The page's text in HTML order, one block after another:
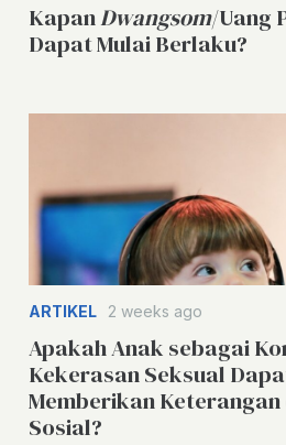
KapanDwangsom/Uang
Dapat Mulai Berlaku?
ARTIKEL 2 weeks ago
Apakah Anak sebagai
Kekerasan Seksual
Memberikan Keterangan
Sosial?